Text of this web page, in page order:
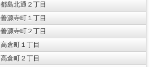
都島北通２丁目
善源寺町１丁目
善源寺町２丁目
高倉町１丁目
高倉町２丁目